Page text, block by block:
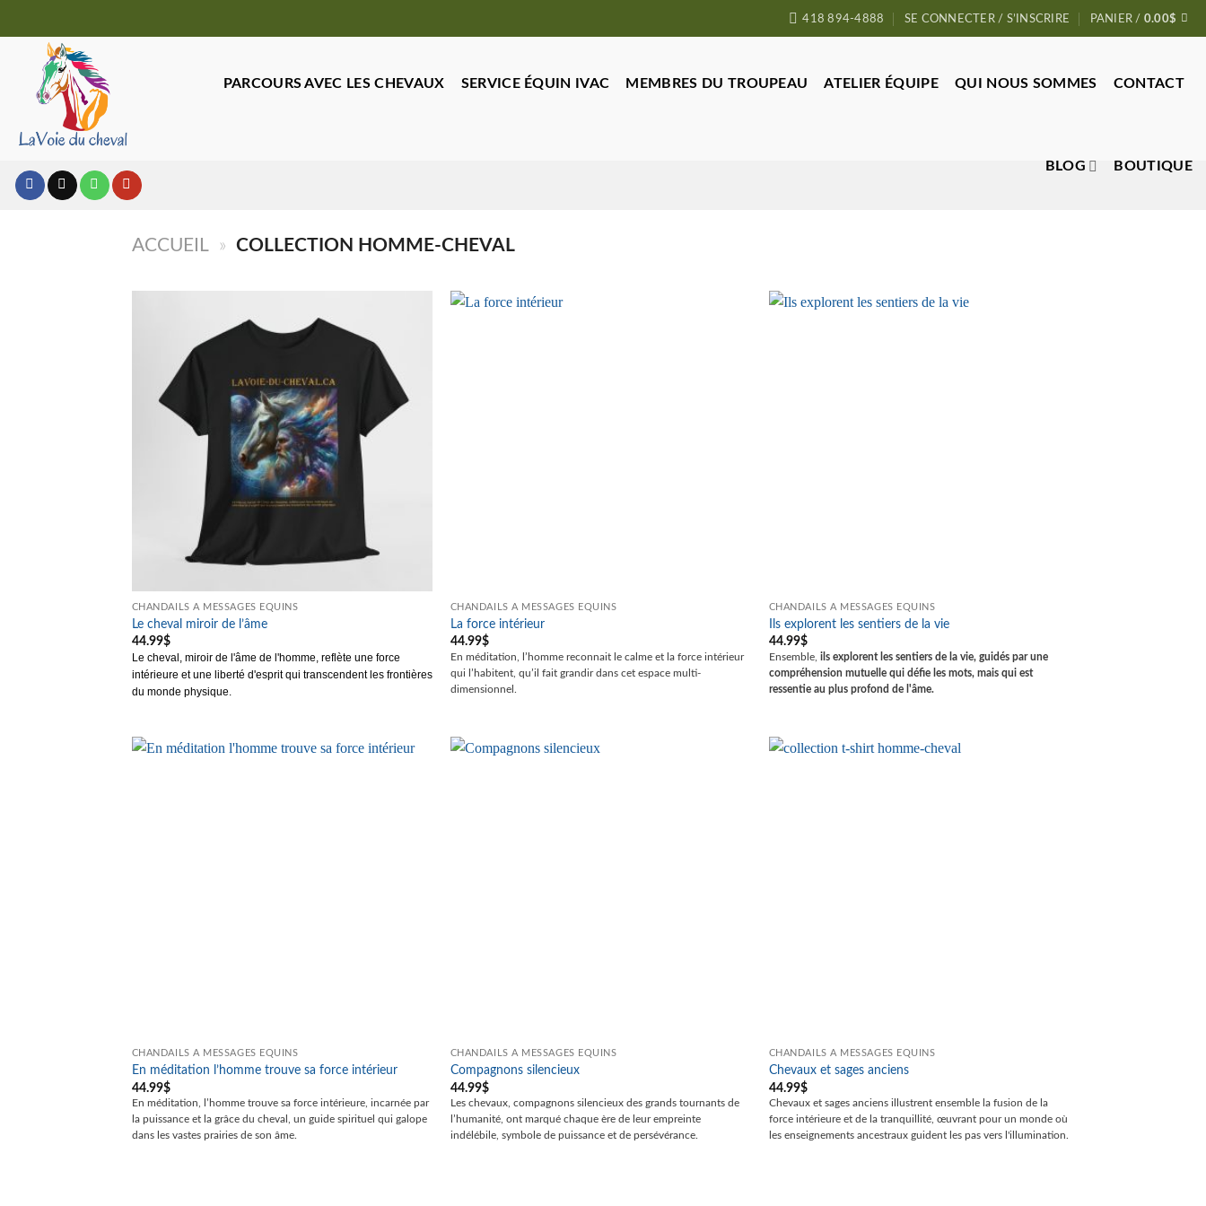
contenu
418 894-4888 SE CONNECTER / S’INSCRIRE PANIER / 0.00$
PARCOURS AVEC LES CHEVAUX SERVICE ÉQUIN IVAC MEMBRES DU TROUPEAU ATELIER ÉQUIPE QUI NOUS SOMMES CONTACT
BLOG BOUTIQUE
ACCUEIL » COLLECTION HOMME-CHEVAL
CHANDAILS À MESSAGES ÉQUINS
Le cheval miroir de l’âme
44.99$
Le cheval, miroir de l'âme de l'homme, reflète une force
intérieure et une liberté d'esprit qui transcendent les frontières
du monde physique.
CHANDAILS À MESSAGES ÉQUINS
La force intérieur
44.99$
En méditation, l’homme reconnait le calme et la force intérieur
qui l’habitent, qu’il fait grandir dans cet espace multi-
dimensionnel.
CHANDAILS À MESSAGES ÉQUINS
Ils explorent les sentiers de la vie
44.99$
Ensemble, ils explorent les sentiers de la vie, guidés par une
compréhension mutuelle qui défie les mots, mais qui est
ressentie au plus profond de l'âme.
CHANDAILS À MESSAGES ÉQUINS
En méditation l’homme trouve sa force intérieur
44.99$
En méditation, l’homme trouve saforceintérieure, incarnée par
la puissance et la grâce du cheval, un guide spirituel qui galope
dans les vastes prairies de son âme.
CHANDAILS À MESSAGES ÉQUINS
Compagnons silencieux
44.99$
Les chevaux, compagnons silencieux des grands tournants de
l’humanité, ont marqué chaque ère de leur empreinte
indélébile, symbole de puissance et de persévérance.
CHANDAILS À MESSAGES ÉQUINS
Chevaux et sages anciens
44.99$
Chevaux et sages anciens illustrent ensemble la fusion de la
force intérieure et de la tranquillité, œuvrant pour un monde où
les enseignements ancestraux guident les pas vers l'illumination.